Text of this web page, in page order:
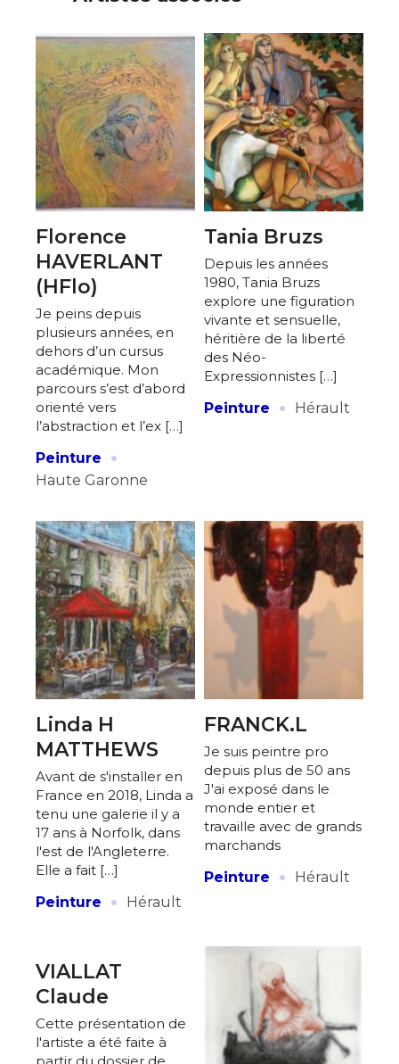
Florence
HAVERLANT
(HFlo)
Je peins depuis
plusieurs années, en
dehors d’un cursus
académique. Mon
parcours s’est d’abord
orienté vers
l’abstraction et l’ex […]
Peinture
·
Haute Garonne
Tania Bruzs
Depuis les années
1980, Tania Bruzs
explore une figuration
vivante et sensuelle,
héritière de la liberté
des Néo-
Expressionnistes […]
Peinture
· Hérault
Linda H
MATTHEWS
Avant de s'installer en
France en 2018, Linda a
tenu une galerie il y a
17 ans à Norfolk, dans
l'est de l'Angleterre.
Elle a fait […]
Peinture
· Hérault
FRANCK.L
Je suis peintre pro
depuis plus de 50 ans
J'ai exposé dans le
monde entier et
travaille avec de grands
marchands
Peinture
· Hérault
VIALLAT
Claude
Cette présentation de
l'artiste a été faite à